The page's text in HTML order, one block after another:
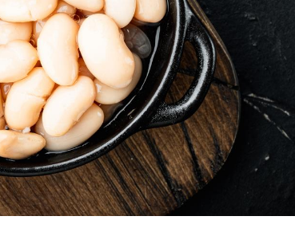
Cerveau : le mystère de la
"madeleine de Proust"
enfin expliqué
Intolérance au gluten : les
nouvelles
recommandations de la
HAS